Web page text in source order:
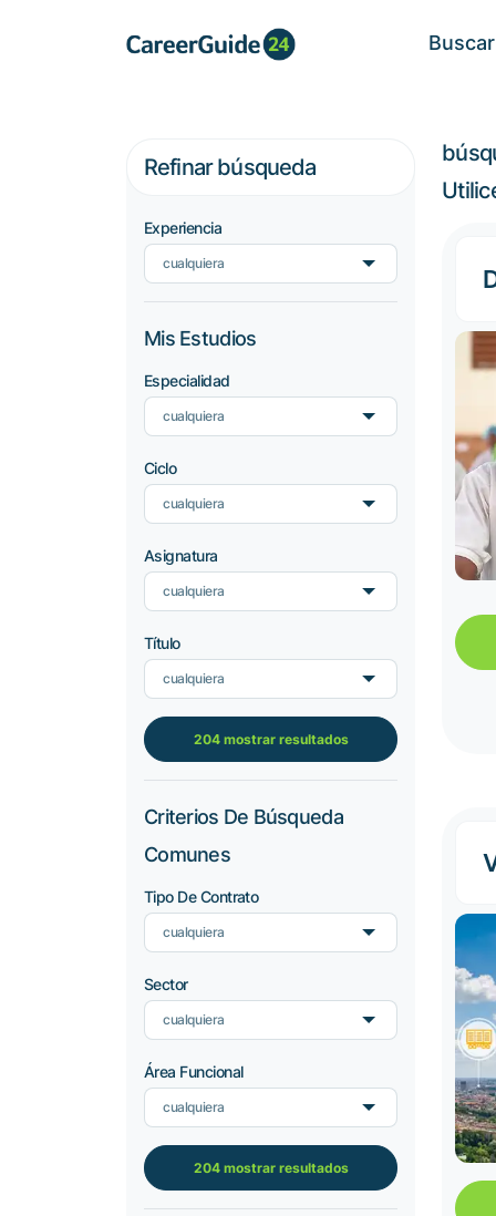
Buscar
Refinar búsqueda
Experiencia
cualquiera
Mis Estudios
Especialidad
cualquiera
Ciclo
cualquiera
Asignatura
cualquiera
Título
cualquiera
204 mostrar resultados
Criterios De Búsqueda
Comunes
Tipo De Contrato
cualquiera
Sector
cualquiera
Área Funcional
cualquiera
204 mostrar resultados